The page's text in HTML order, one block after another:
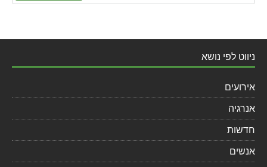
ניווט לפי נושא
אירועים
אנרגיה
חדשות
אנשים